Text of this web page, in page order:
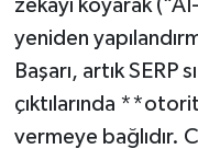
zekâyı koyarak
yeniden
Başarı, artık SERP
çıktılarında
vermeye bağlıdır.